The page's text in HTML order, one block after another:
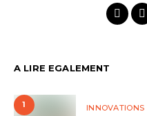
A LIRE EGALEMENT
1 INNOVATIONS